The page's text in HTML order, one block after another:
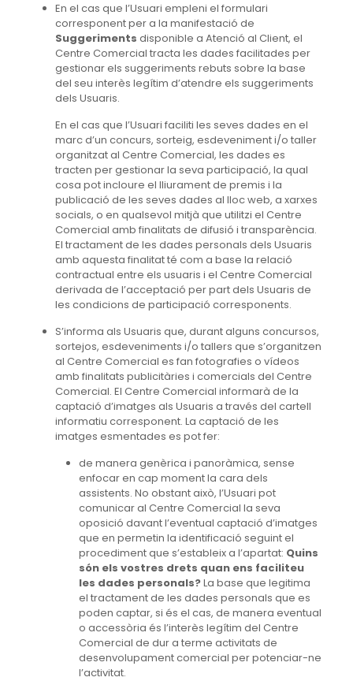
En el cas que l’Usuari empleni el formulari
corresponent per a la manifestació de
Suggeriments disponible a Atenció al Client, el
Centre Comercial tracta les dades facilitades per
gestionar els suggeriments rebuts sobre la base
del seu interès legítim d’atendre els suggeriments
dels Usuaris.
En el cas que l’Usuari faciliti les seves dades en el
marc d’un concurs, sorteig, esdeveniment i/o taller
organitzat al Centre Comercial, les dades es
tracten per gestionar la seva participació, la qual
cosa pot incloure el lliurament de premis i la
publicació de les seves dades al lloc web, a xarxes
socials, o en qualsevol mitjà que utilitzi el Centre
Comercial amb finalitats de difusió i transparència.
El tractament de les dades personals dels Usuaris
amb aquesta finalitat té com a base la relació
contractual entre els usuaris i el Centre Comercial
derivada de l’acceptació per part dels Usuaris de
les condicions de participació corresponents.
S’informa als Usuaris que, durant alguns concursos,
sortejos, esdeveniments i/o tallers que s’organitzen
al Centre Comercial es fan fotografies o vídeos
amb finalitats publicitàries i comercials del Centre
Comercial. El Centre Comercial informarà de la
captació d’imatges als Usuaris a través del cartell
informatiu corresponent. La captació de les
imatges esmentades es pot fer:
de manera genèrica i panoràmica, sense
enfocar en cap moment la cara dels
assistents. No obstant això, l’Usuari pot
comunicar al Centre Comercial la seva
oposició davant l’eventual captació d’imatges
que en permetin la identificació seguint el
procediment que s’estableix a l’apartat: Quins
són els vostres drets quan ens faciliteu
les dades personals?La base que legitima
el tractament de les dades personals que es
poden captar, si és el cas, de manera eventual
o accessòria és l’interès legítim del Centre
Comercial de dur a terme activitats de
desenvolupament comercial per potenciar-ne
l’activitat.